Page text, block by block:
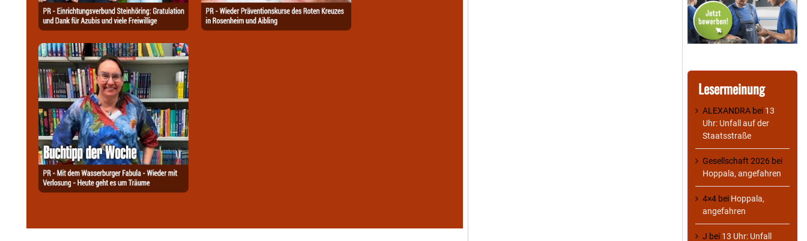
Lesermeinung
ALEXANDRA bei 13
Uhr: Unfall auf der
Staatsstraße
Gesellschaft 2026 bei
Hoppala, angefahren
4×4 bei Hoppala,
angefahren
J bei 13 Uhr: Unfall